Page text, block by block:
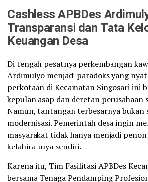
Cashless APBDes
Transparansi dan Tata
Keuangan Desa
Di tengah pesatnya perkembangan
Ardimulyo menjadi paradoks yang
perkotaan di Kecamatan Singosari ini
kepulan asap dan deretan perusahaan
Namun, tantangan terbesarnya bukan
modernisasi. Pemerintah desa ingin
masyarakat tidak hanya menjadi
kelahirannya sendiri.
Karena itu, Tim Fasilitasi APBDes
bersama Tenaga Pendamping